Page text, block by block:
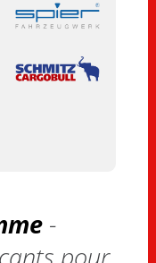
-
pour